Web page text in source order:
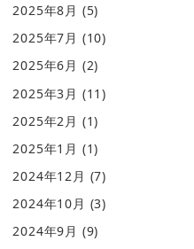
2025年8月 (5)
2025年7月 (10)
2025年6月 (2)
2025年3月 (11)
2025年2月 (1)
2025年1月 (1)
2024年12月 (7)
2024年10月 (3)
2024年9月 (9)